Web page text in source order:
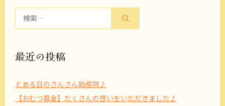
最近の投稿
とある日のさんさん助産院♪
【おむつ募金】たくさんの想いをいただきました♪